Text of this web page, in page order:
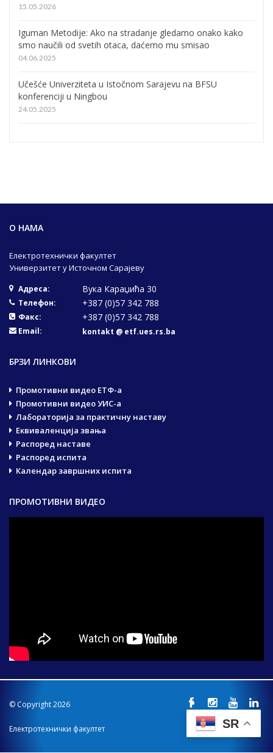
15.05.2026
Iguman Metodije: Ako na stradanje gledamo onako kako
smo naučili od svetih otaca, daćemo mu smisao
04.06.2025
Učešće Univerziteta u Istočnom Sarajevu na BFSU
konferenciji u Ningbou
24.05.2025
SR
О НАМА
Електротехнички факултет
Универзитет у Источном Сарајеву
Адреса: Вука Караџића 30
Телефон: +387 (0)57 342 788
Факс: +387 (0)57 342 788
Email: kontakt @ etf.ues.rs.ba
БРЗИ ЛИНКОВИ
Промотивни видео ЕТФ-а
Промотивни видео УИС-а
Лабораторија за практичну наставу
Еквиваленција звања
Распоред наставе
Распоред испита
Календар завршних испита
ПРОМОТИВНИ ВИДЕО
© Copyright 2026
Електротехнички факултет